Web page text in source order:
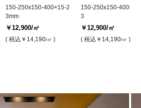
150-250x150-400×15-2
3mm
￥12,900/㎡
( 税込 ￥14,190/㎡ )
150-250x150-
3
￥12,900/㎡
( 税込 ￥14,190/㎡ )